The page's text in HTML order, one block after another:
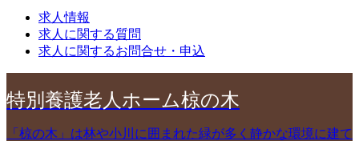
求人情報
求人に関する質問
求人に関するお問合せ・申込
特別養護老人ホーム椋の木
「椋の木」は林や小川に囲まれた緑が多く静かな環境に建て